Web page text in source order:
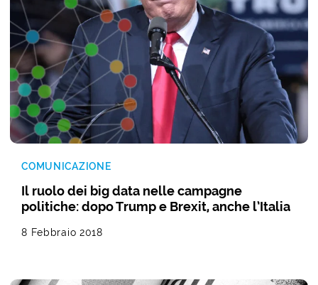
COMUNICAZIONE
Il ruolo dei big data nelle campagne
politiche: dopo Trump e Brexit, anche l’Italia
8 Febbraio 2018